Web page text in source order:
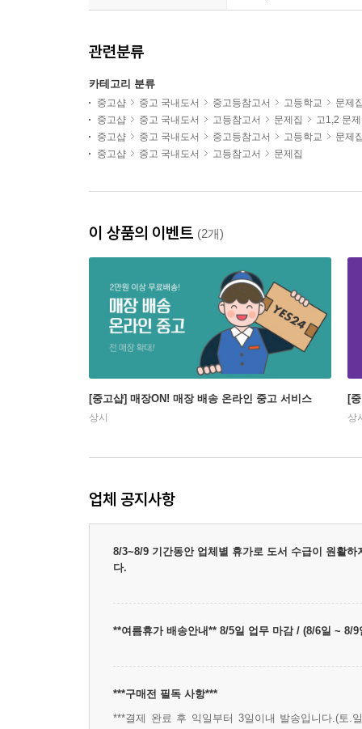
관련분류
카테고리 분류
중고샵 중고 국내도서 중고등참고서 고등학교
문제
중고샵
중고 국내도서 고등참고서 문제집
고1,2 문
중고샵
중고 국내도서 중고등참고서 고등학교
문제
중고샵
중고 국내도서 고등참고서 문제집
이 상품의 이벤트 (2개)
[중고샵] 매장ON! 매장 배송 온라인 중고 서비스
상시
[
상
업체 공지사항
8/3~8/9 기간동안 업체별 휴가로 도서 수급이 원활
다.
**여름휴가 배송안내** 8/5일 업무 마감 / (8/6일 ~ 8/
***구매전 필독 사항***
***결제 완료 후 익일부터 3일이내 발송입니다.(토.